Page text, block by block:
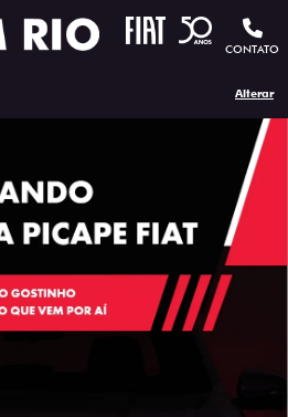
CONTATO
Alterar